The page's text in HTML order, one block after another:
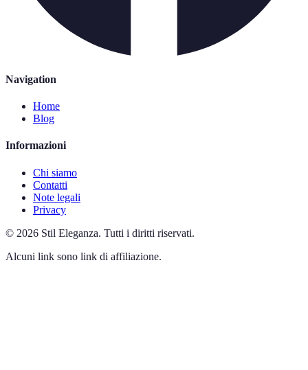
Navigation
Home
Blog
Informazioni
Chi siamo
Contatti
Note legali
Privacy
© 2026 Stil Eleganza. Tutti i diritti riservati.
Alcuni link sono link di affiliazione.